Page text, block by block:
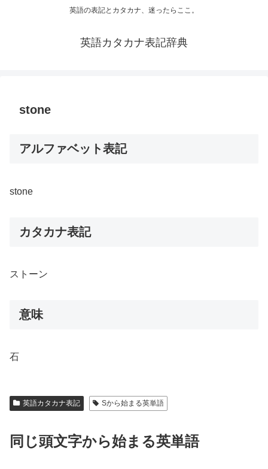
英語の表記とカタカナ、迷ったらここ。
英語カタカナ表記辞典
stone
アルファベット表記
stone
カタカナ表記
ストーン
意味
石
英語カタカナ表記 Sから始まる英単語
同じ頭文字から始まる英単語